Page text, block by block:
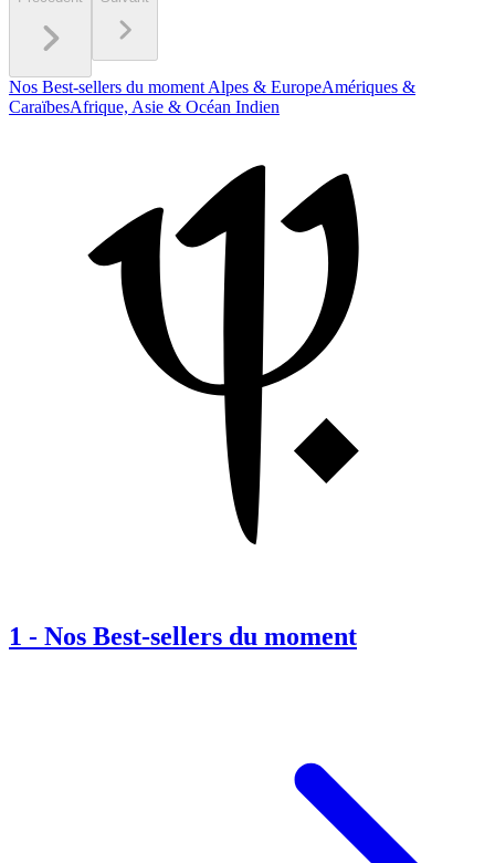
Nos Best-sellers du moment Alpes & EuropeAmériques &
CaraïbesAfrique, Asie & Océan Indien
1 - Nos Best-sellers du moment